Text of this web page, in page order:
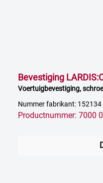
Bevestiging
Voertuigbevestiging,
Nummer fabrikant: 152134
Productnummer: 7000